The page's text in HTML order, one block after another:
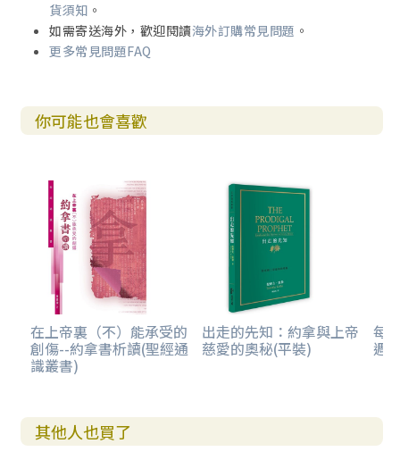
貨須知 。
如需寄送海外，歡迎閱讀海外訂購常見問題 。
更多常見問題FAQ
你可能也會喜歡
在上帝裏（不）能承受的
創傷--約拿書析讀(聖經通
識叢書)
出走的先知：約拿與上帝
慈愛的奧秘(平裝)
每
週)
其他人也買了